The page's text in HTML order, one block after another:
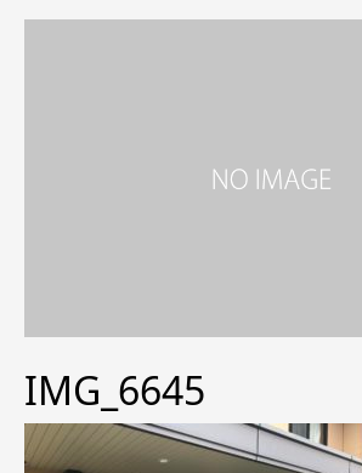
IMG_6645